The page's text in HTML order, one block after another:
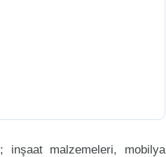
; inşaat malzemeleri, mobilya